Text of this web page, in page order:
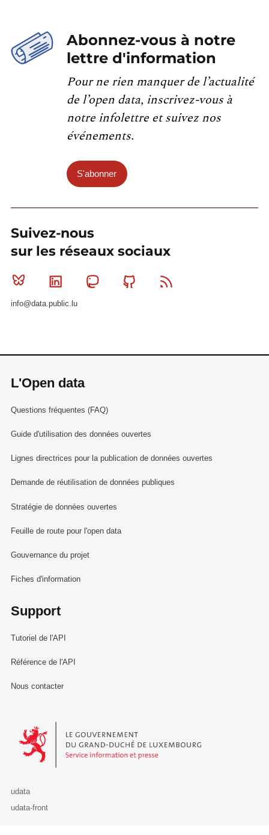
Abonnez-vous à notre
lettre d'information
Pour ne rien manquer de l’actualité
de l’open data, inscrivez-vous à
notre infolettre et suivez nos
événements.
S'abonner
Suivez-nous
sur les réseaux sociaux
Bluesky Linkedin MastodonGithub
info@data.public.lu
L'Open data
Questions fréquentes (FAQ)
Guide d'utilisation des données ouvertes
Lignes directrices pour la publication de données ouvertes
Demande de réutilisation de données publiques
Stratégie de données ouvertes
Feuille de route pour l'open data
Gouvernance du projet
Fiches d'information
Support
Tutoriel de l'API
Référence de l'API
Nous contacter
Le Gouvernement du Grand-Duché de Luxembourg - Service
udata
udata-front